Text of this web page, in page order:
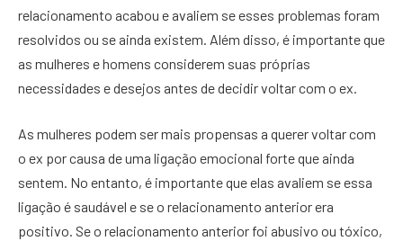
relacionamento acabou e avaliem se esses problemas foram
resolvidos ou se ainda existem. Além disso, é importante que
as mulheres e homens considerem suas próprias
necessidades e desejos antes de decidir voltar com o ex.
As mulheres podem ser mais propensas a querer voltar com
o ex por causa de uma ligação emocional forte que ainda
sentem. No entanto, é importante que elas avaliem se essa
ligação é saudável e se o relacionamento anterior era
positivo. Se o relacionamento anterior foi abusivo ou tóxico,